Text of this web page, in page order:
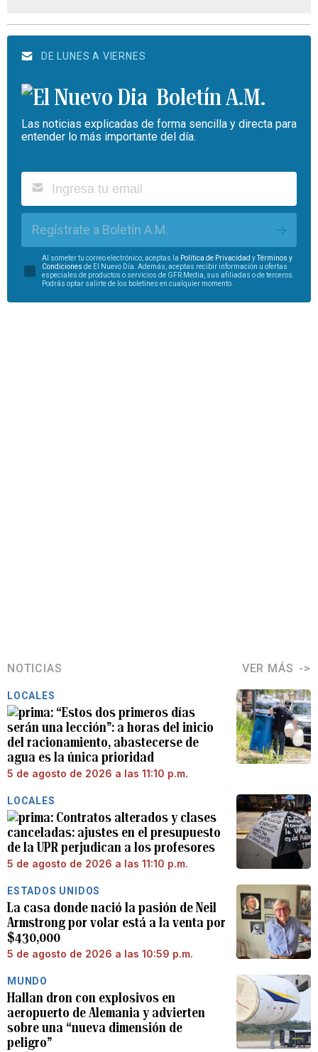
DE LUNES A VIERNES
Boletín A.M.
Las noticias explicadas de forma sencilla y directa para
entender lo más importante del día.
Regístrate a Boletín A.M.
Al someter tu correo electrónico, aceptas la Política de Privacidad yTérminos y
Condiciones de El Nuevo Día. Además, aceptas recibir información u ofertas
especiales de productos o servicios de GFR Media, sus afiliadas o de terceros.
Podrás optar salirte de los boletines en cualquier momento.
NOTICIAS VER MÁS
LOCALES
“Estos dos primeros días
serán una lección”: a horas del inicio
del racionamiento, abastecerse de
agua es la única prioridad
5 de agosto de 2026 a las 11:10 p.m.
LOCALES
Contratos alterados y clases
canceladas: ajustes en el presupuesto
de la UPR perjudican a los profesores
5 de agosto de 2026 a las 11:10 p.m.
ESTADOS UNIDOS
La casa donde nació la pasión de Neil
Armstrong por volar está a la venta por
$430,000
5 de agosto de 2026 a las 10:59 p.m.
MUNDO
Hallan dron con explosivos en
aeropuerto de Alemania y advierten
sobre una “nueva dimensión de
peligro”